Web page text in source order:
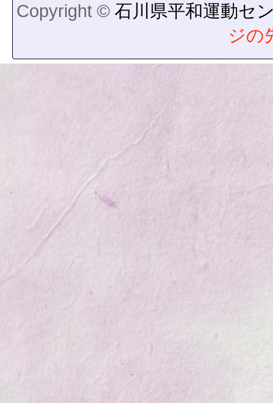
Copyright © 石川県平和運動セ
ジの